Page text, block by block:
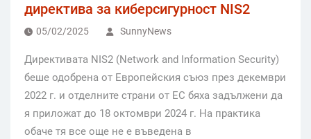
директива за киберсигурност NIS2
05/02/2025 SunnyNews
Директивата NIS2 (Network and Information Security)
беше одобрена от Европейския съюз през декември
2022 г. и отделните страни от ЕС бяха задължени да
я приложат до 18 октомври 2024 г. На практика
обаче тя все още не е въведена в